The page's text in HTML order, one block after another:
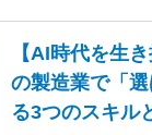
【AI時代を生
の製造業で「
る3つのスキル